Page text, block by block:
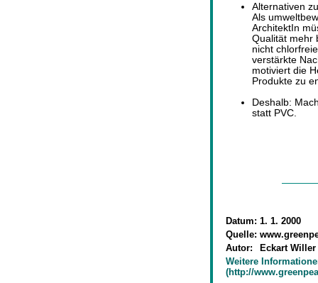
Alternativen
Als
ArchitektIn
Qualität mehr
nicht
verstärkte
motiviert die
Produkte zu
Deshalb:
statt PVC.
Datum: 1. 1. 2000
Quelle:
Autor:
Eckart
Weitere
(http://